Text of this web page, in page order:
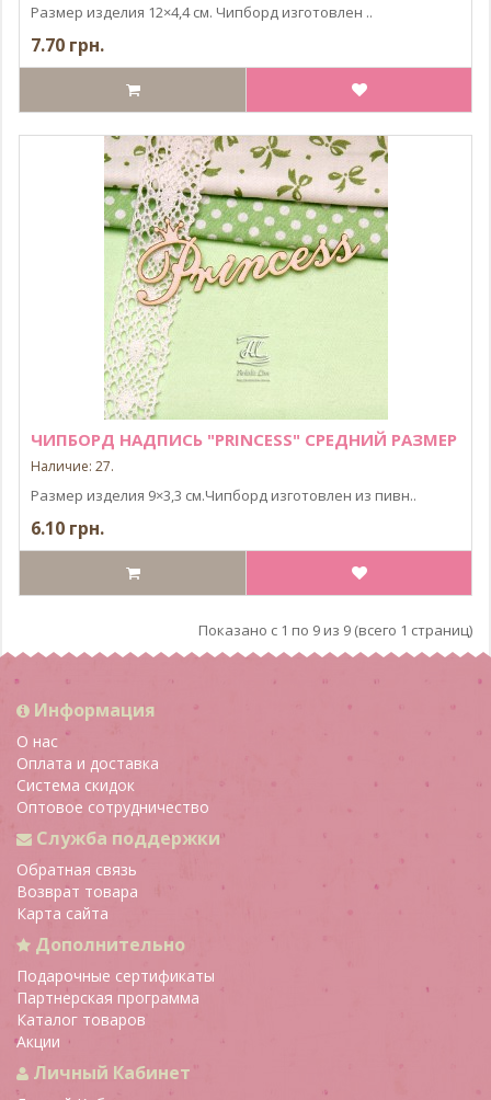
Размер изделия 12×4,4 см. Чипборд изготовлен ..
7.70 грн.
ЧИПБОРД НАДПИСЬ "PRINCESS" СРЕДНИЙ РАЗМЕР
Наличие: 27.
Размер изделия 9×3,3 см.Чипборд изготовлен из пивн..
6.10 грн.
Показано с 1 по 9 из 9 (всего 1 страниц)
Информация
О нас
Оплата и доставка
Система скидок
Оптовое сотрудничество
Служба поддержки
Обратная связь
Возврат товара
Карта сайта
Дополнительно
Подарочные сертификаты
Партнерская программа
Каталог товаров
Акции
Личный Кабинет